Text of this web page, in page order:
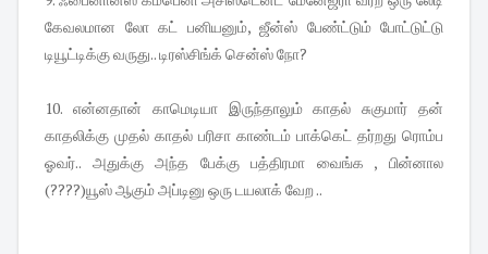
கேவலமான லோ கட் பனியனும், ஜீன்ஸ் பேண்ட்டும் போட்டுட்டு
டியூட்டிக்கு வருது.. டிரஸ்சிங்க் சென்ஸ் நோ?
10. என்னதான் காமெடியா இருந்தாலும் காதல் சுகுமார் தன்
காதலிக்கு முதல் காதல் பரிசா காண்டம் பாக்கெட் தர்றது ரொம்ப
ஓவர்.. அதுக்கு அந்த பேக்கு பத்திரமா வைங்க , பின்னால
(????)யூஸ் ஆகும் அப்டினு ஒரு டயலாக் வேற ..